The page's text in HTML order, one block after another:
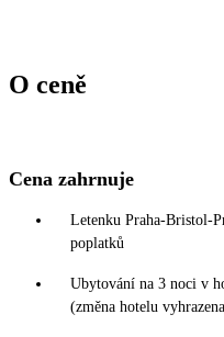
O ceně
Cena zahrnuje
Letenku Praha-Bristol-
poplatků
Ubytování na 3 noci v
(změna hotelu